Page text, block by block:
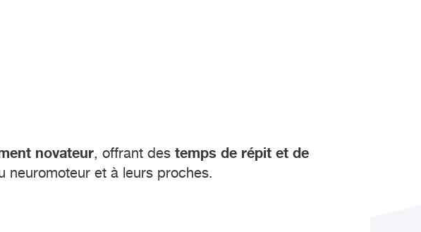
novateur, offrant des temps de répit et de
neuromoteur et à leurs proches.